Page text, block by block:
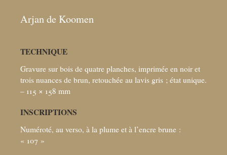
Arjan de Koomen
TECHNIQUE
Gravure sur bois de quatre planches, imprimée en noir et
trois nuances de brun, retouchée au lavis gris ; état unique.
– 115 × 158 mm
INSCRIPTIONS
Numéroté, au verso, à la plume et à l’encre brune :
« 107 »